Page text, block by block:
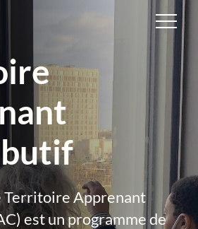
Territoire Apprenant
est un programme de